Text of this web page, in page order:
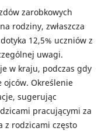
zarobkowych
rodziny, zwłaszcza
12,5% uczniów z
uwagi.
w kraju, podczas gdy
ojców. Określenie
sugerując
pracującymi za
z rodzicami często